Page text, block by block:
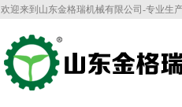
欢迎来到山东金格瑞机械有限公司-专业生